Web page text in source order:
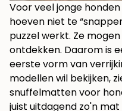
Voor veel jonge
hoeven niet te
puzzel werkt. Ze
ontdekken. Daarom is
eerste vorm van
modellen wil bekijken,
snuffelmatten voor
juist uitdagend zo'n mat